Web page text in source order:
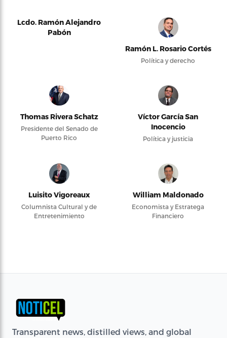
Lcdo. Ramón Alejandro
Pabón
Ramón L. Rosario Cortés
Política y derecho
Thomas Rivera Schatz
Presidente del Senado de
Puerto Rico
Víctor García San
Inocencio
Política y justicia
Luisito Vigoreaux
Columnista Cultural y de
Entretenimiento
William Maldonado
Economista y Estratega
Financiero
Transparent news, distilled views, and global